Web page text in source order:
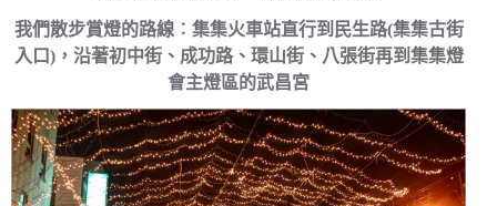
我們散步賞燈的路線︰集集火車站直行到民生路(集集古街
入口)，沿著初中街、成功路、環山街、八張街再到集集燈
會主燈區的武昌宮